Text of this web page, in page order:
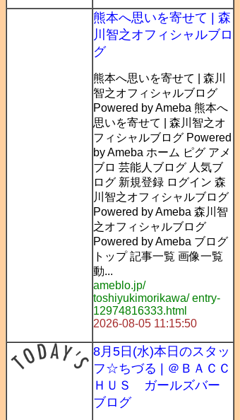
熊本へ思いを寄せて | 森
川智之オフィシャルブロ
グ
熊本へ思いを寄せて | 森川
智之オフィシャルブログ
Powered by Ameba 熊本へ
思いを寄せて | 森川智之オ
フィシャルブログ Powered
by Ameba ホーム ピグ アメ
ブロ 芸能人ブログ 人気ブ
ログ 新規登録 ログイン 森
川智之オフィシャルブログ
Powered by Ameba 森川智
之オフィシャルブログ
Powered by Ameba ブログ
トップ 記事一覧 画像一覧
動...
ameblo.jp/
toshiyukimorikawa/ entry-
12974816333.html
2026-08-05 11:15:50
8月5日(水)本日のスタッ
フ☆ちづる | ＠ＢＡＣＣ
ＨＵＳ ガールズバー
ブログ